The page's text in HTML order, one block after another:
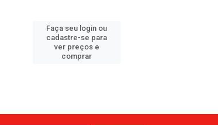
Faça seu login ou
cadastre-se para
ver preços e
comprar